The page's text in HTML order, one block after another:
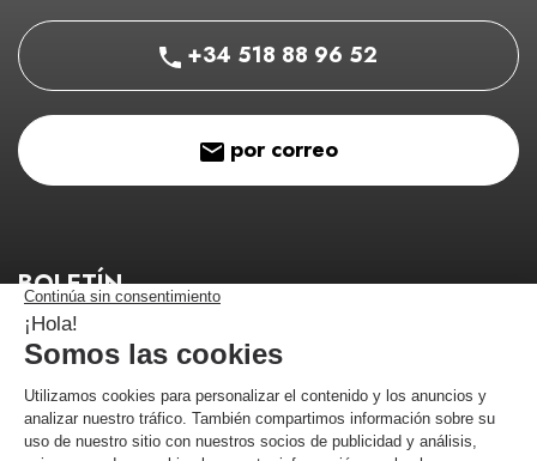
+34 518 88 96 52
por correo
BOLETÍN
¡Manténgase informado de nuestros buenos planes!
¡Me estoy registrando!